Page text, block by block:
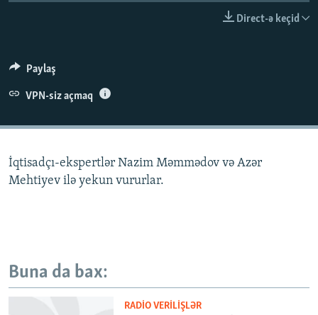
İZ - MƏDƏNIYYƏT PROQRAMI
MATERIALLARIMIZDAN ISTIFADƏ
AZADLIQRADIOSU MOBIL TELEFONUNUZDA
RFE/RL-in bütün saytları
Direct-ə keçid
Paylaş
VPN-siz açmaq
İqtisadçı-ekspertlər Nazim Məmmədov və Azər
Mehtiyev ilə yekun vururlar.
Buna da bax:
RADIO VERILIŞLƏR